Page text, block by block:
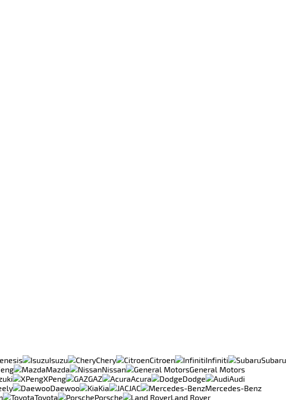
Isuzu Chery Citroen Infiniti
Subaru
Mazda Nissan
General Motors
XPeng GAZ Acura Dodge
Audi
Daewoo Kia JAC
Mercedes-Benz
Toyota Porsche
Land Rover